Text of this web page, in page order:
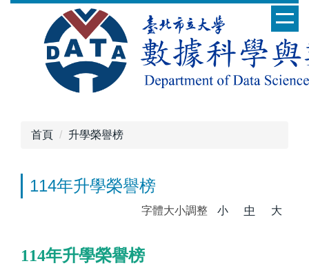
首頁 升學榮譽榜
114年升學榮譽榜
字體大小調整 小 中 大
114年升學榮譽榜